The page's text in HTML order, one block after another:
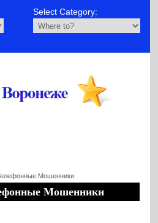
Select Category:
Мошенники
Мошенники